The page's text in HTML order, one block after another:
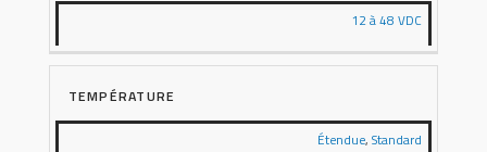
12 à 48 VDC
TEMPÉRATURE
Étendue,Standard